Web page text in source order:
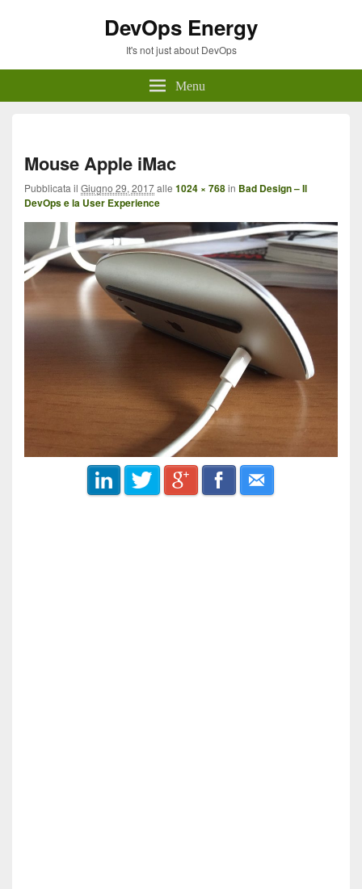
DevOps Energy
It's not just about DevOps
Menu
Mouse Apple iMac
Pubblicata il Giugno 29, 2017alle 1024 × 768in Bad Design – Il
DevOps e la User Experience